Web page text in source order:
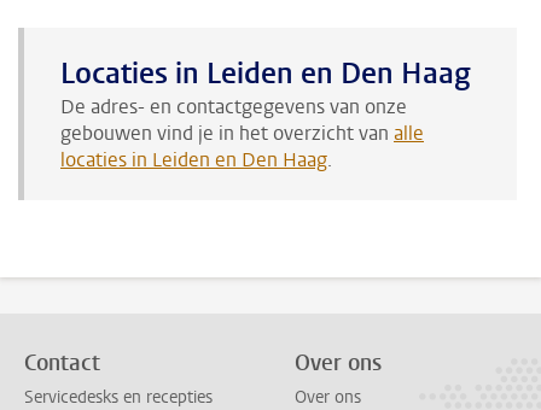
Locaties in Leiden en Den Haag
De adres- en contactgegevens van onze
gebouwen vind je in het overzicht van alle
locaties in Leiden en Den Haag.
Contact
Servicedesks en recepties
Over ons
Over ons